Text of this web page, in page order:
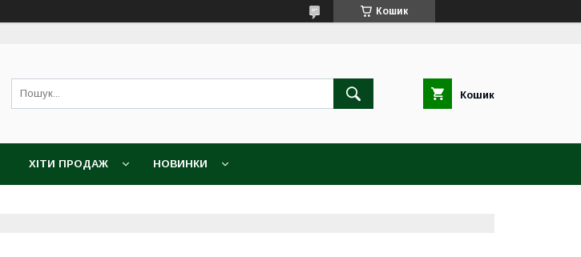
Кошик
Кошик
ХІТИ ПРОДАЖ НОВИНКИ